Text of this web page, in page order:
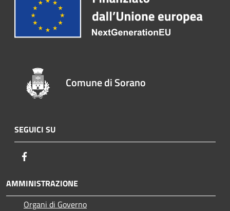
Comune di Sorano
SEGUICI SU
AMMINISTRAZIONE
Organi di Governo